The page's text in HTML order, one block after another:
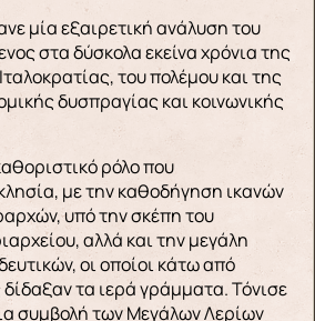
μία εξαιρετική ανάλυση του
στα δύσκολα εκείνα χρόνια της
του πολέμου και της
δυσπραγίας και κοινωνικής
ρόλο που
με την καθοδήγηση ικανών
υπό την σκέπη του
αλλά και την μεγάλη
οι οποίοι κάτω από
τα ιερά γράμματα. Τόνισε
συμβολή των Μεγάλων Λερίων